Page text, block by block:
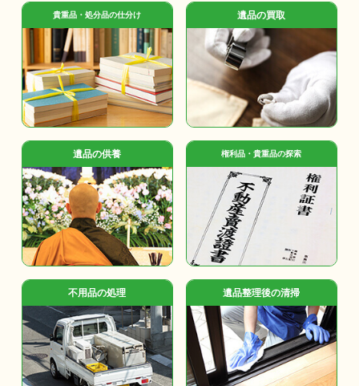
貴重品・処分品の仕分け 遺品の買取
遺品の供養 権利品・貴重品の探索
不用品の処理 遺品整理後の清掃